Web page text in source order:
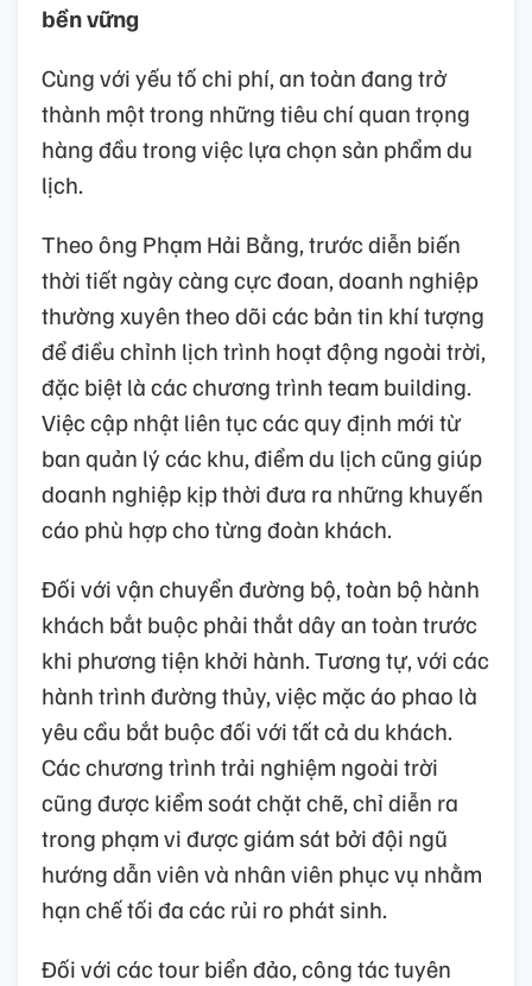
bền vững
Cùng với yếu tố chi phí, an toàn đang trở
thành một trong những tiêu chí quan trọng
hàng đầu trong việc lựa chọn sản phẩm du
lịch.
Theo ông Phạm Hải Bằng, trước diễn biến
thời tiết ngày càng cực đoan, doanh nghiệp
thường xuyên theo dõi các bản tin khí tượng
để điều chỉnh lịch trình hoạt động ngoài trời,
đặc biệt là các chương trình team building.
Việc cập nhật liên tục các quy định mới từ
ban quản lý các khu, điểm du lịch cũng giúp
doanh nghiệp kịp thời đưa ra những khuyến
cáo phù hợp cho từng đoàn khách.
Đối với vận chuyển đường bộ, toàn bộ hành
khách bắt buộc phải thắt dây an toàn trước
khi phương tiện khởi hành. Tương tự, với các
hành trình đường thủy, việc mặc áo phao là
yêu cầu bắt buộc đối với tất cả du khách.
Các chương trình trải nghiệm ngoài trời
cũng được kiểm soát chặt chẽ, chỉ diễn ra
trong phạm vi được giám sát bởi đội ngũ
hướng dẫn viên và nhân viên phục vụ nhằm
hạn chế tối đa các rủi ro phát sinh.
Đối với các tour biển đảo, công tác tuyên